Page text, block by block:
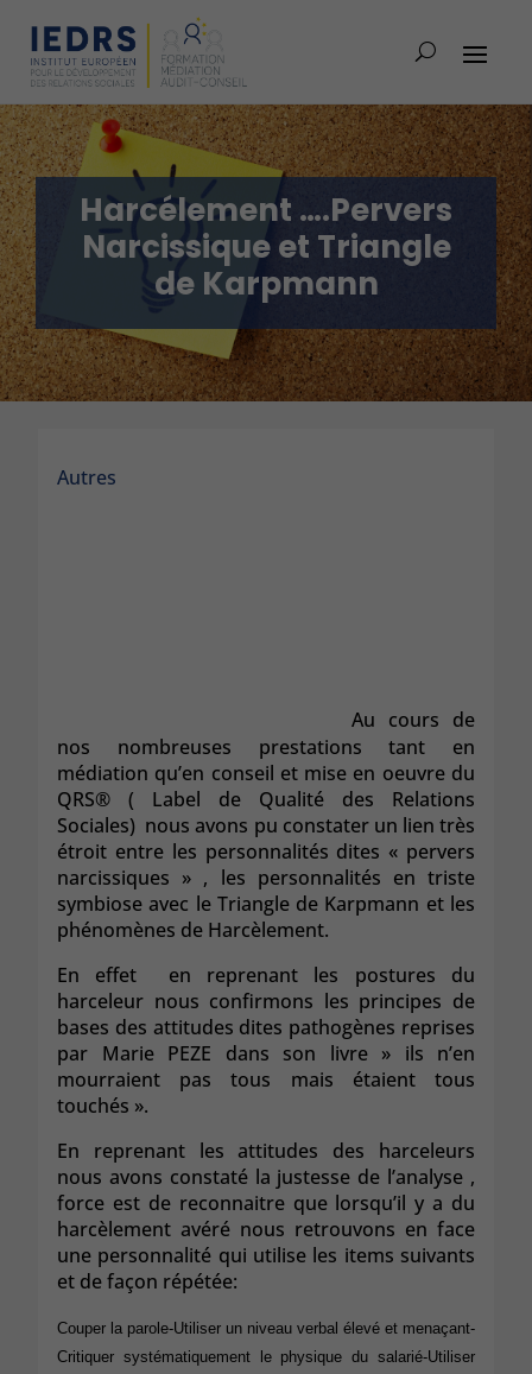
Harcélement ….Pervers
Narcissique et Triangle
de Karpmann
Autres
Au cours de
nos nombreuses prestations tant en
médiation qu’en conseil et mise en oeuvre du
QRS® ( Label de Qualité des Relations
Sociales) nous avons pu constater un lien très
étroit entre les personnalités dites « pervers
narcissiques » , les personnalités en triste
symbiose avec le Triangle de Karpmann et les
phénomènes de Harcèlement.
En effet en reprenant les postures du
harceleur nous confirmons les principes de
bases des attitudes dites pathogènes reprises
par Marie PEZE dans son livre » ils n’en
mourraient pas tous mais étaient tous
touchés ».
En reprenant les attitudes des harceleurs
nous avons constaté la justesse de l’analyse ,
force est de reconnaitre que lorsqu’il y a du
harcèlement avéré nous retrouvons en face
une personnalité qui utilise les items suivants
et de façon répétée:
Couper la parole-Utiliser un niveau verbal élevé et menaçant-
Critiquer systématiquement le physique du salarié-Utiliser